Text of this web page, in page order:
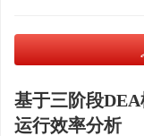
基于三阶段
运行效率分析